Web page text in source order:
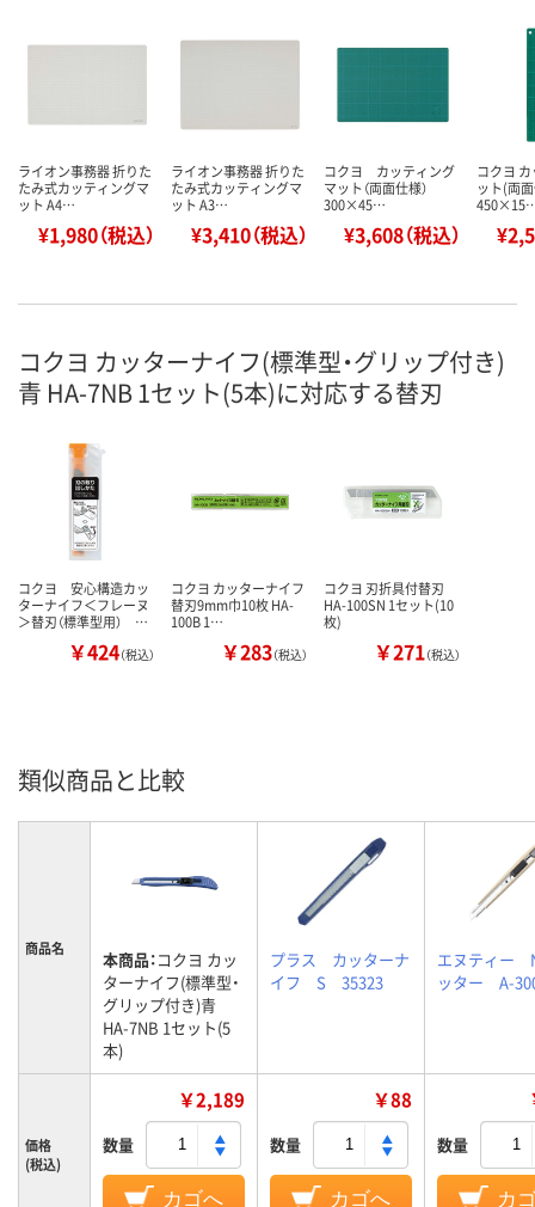
ライオン事務器 折りた
たみ式カッティングマ
ット A4…
¥1,980（税込）
ライオン事務器 折りた
たみ式カッティングマ
ット A3…
¥3,410（税込）
コクヨ カッティング
マット（両面仕様）
300×45…
¥3,608（税込）
コクヨ
ット(両
コクヨ カッターナイフ(標準型・グリップ付き)
青 HA-7NB 1セット(5本)に対応する替刃
コクヨ 安心構造カッ
ターナイフ＜フレーヌ
＞替刃（標準型用） …
￥424（税込）
コクヨ カッターナイフ
替刃9mm巾10枚 HA-
100B 1…
￥283（税込）
コクヨ 刃折具付替刃
HA-100SN 1セット(10
枚)
￥271（税込）
類似商品と比較
商品名 本商品：コクヨ カッ
ターナイフ(標準型・
グリップ付き)青
HA-7NB 1セット(5
本)
プラス カッターナ
イフ S 35323
エヌティー
ッター A-
価格
(税込)
￥2,189
数量
カゴへ
￥88
数量
カゴへ
数量
カ